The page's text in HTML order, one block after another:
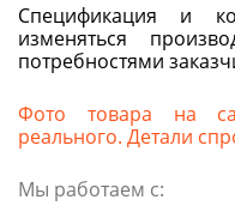
Спецификация и
изменяться
потребностями
Фото товара на
реального. Детали
Мы работаем с: